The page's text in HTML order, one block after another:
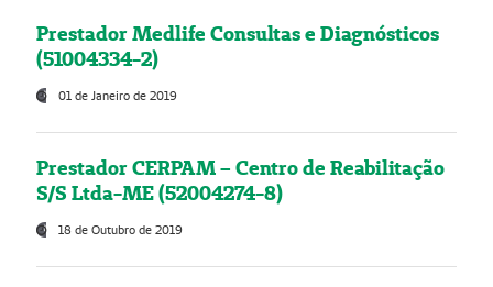
Prestador Medlife Consultas e Diagnósticos
(51004334-2)
01 de Janeiro de 2019
Prestador CERPAM – Centro de Reabilitação
S/S Ltda-ME (52004274-8)
18 de Outubro de 2019